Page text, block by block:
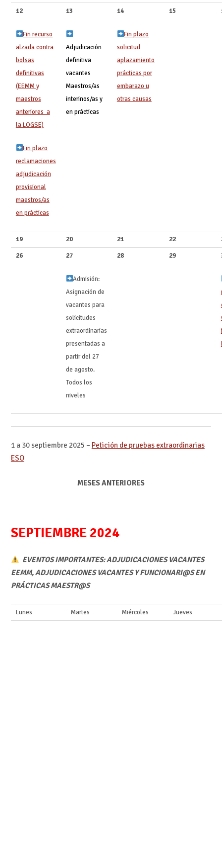
12
Fin recurso
alzada contra
bolsas
definitivas
(EEMM y
maestros
anteriores a
la LOGSE)
Fin plazo
reclamaciones
adjudicación
provisional
maestros/as
en prácticas
13
Adjudicación
definitiva
vacantes
Maestros/as
interinos/as y
en prácticas
14
Fin plazo
solicitud
aplazamiento
prácticas por
embarazo u
otras causas
15
19 20 21 22
26 27
Admisión:
Asignación de
vacantes para
solicitudes
extraordinarias
presentadas a
partir del 27
de agosto.
Todos los
niveles
28 29
1 a 30 septiembre 2025 – Petición de pruebas extraordinarias
ESO
MESES ANTERIORES
SEPTIEMBRE 2024
EVENTOS IMPORTANTES: ADJUDICACIONES VACANTES
EEMM, ADJUDICACIONES VACANTES Y FUNCIONARI@S EN
PRÁCTICAS MAESTR@S
Lunes Martes Miércoles Jueves